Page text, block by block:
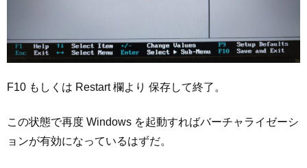
F10 もしくは Restart 欄より 保存して終了。
この状態で再度 Windows を起動すればバーチャライゼーシ
ョンが有効になっているはずだ。